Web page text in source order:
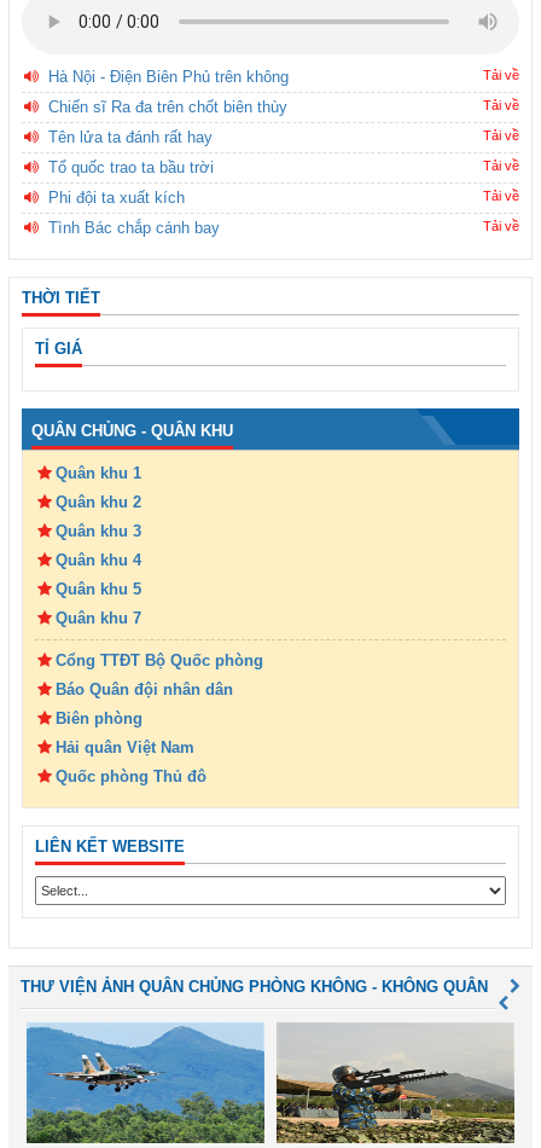
Hà Nội - Điện Biên Phủ trên không Tải về
Chiến sĩ Ra đa trên chốt biên thùy Tải về
Tên lửa ta đánh rất hay Tải về
Tổ quốc trao ta bầu trời Tải về
Phi đội ta xuất kích Tải về
Tình Bác chắp cánh bay Tải về
THỜI TIẾT
TỈ GIÁ
QUÂN CHỦNG - QUÂN KHU
Quân khu 1
Quân khu 2
Quân khu 3
Quân khu 4
Quân khu 5
Quân khu 7
Cổng TTĐT Bộ Quốc phòng
Báo Quân đội nhân dân
Biên phòng
Hải quân Việt Nam
Quốc phòng Thủ đô
LIÊN KẾT WEBSITE
THƯ VIỆN ẢNH QUÂN CHỦNG PHÒNG KHÔNG - KHÔNG QUÂN